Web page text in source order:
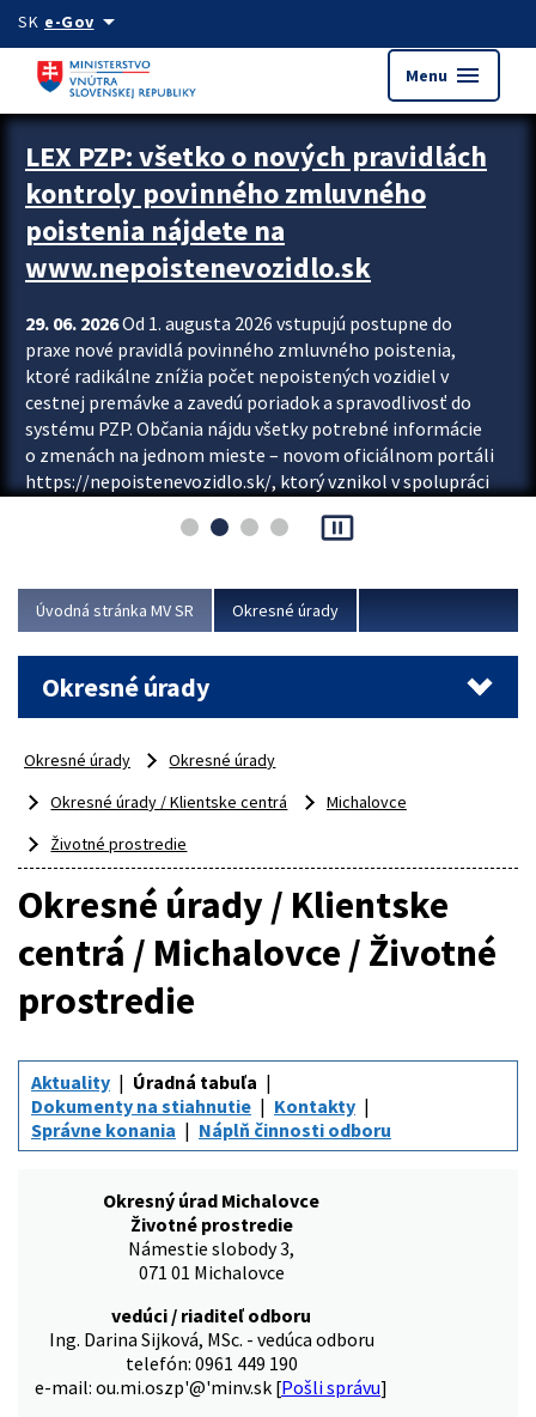
Preskocit na hlavný obsah
SK e-Govarrow_drop_down
Menu menu
Zastavit automatický posun upútavok
LEX PZP: všetko o nových pravidlách
kontroly povinného zmluvného
poistenia nájdete na
www.nepoistenevozidlo.sk
29. 06. 2026Od 1. augusta 2026 vstupujú postupne do
praxe nové pravidlá povinného zmluvného poistenia,
ktoré radikálne znížia počet nepoistených vozidiel v
cestnej premávke a zavedú poriadok a spravodlivosť do
systému PZP. Občania nájdu všetky potrebné informácie
o zmenách na jednom mieste – novom oficiálnom portáli
https://nepoistenevozidlo.sk/, ktorý vznikol v spolupráci
asociácie poisťovní (SLASPO) a Ministerstva vnútra SR.
Viac
pause_presentation
Úvodná stránka MV SR Okresné úrady
Okresné úrady
Okresné úrady
Okresné úrady
Okresné úrady / Klientske centrá
Michalovce
Životné prostredie
Okresné úrady / Klientske
centrá / Michalovce / Životné
prostredie
Aktuality
Úradná tabuľa
Dokumenty na stiahnutie
Kontakty
Správne konania
Náplň činnosti odboru
Okresný úrad Michalovce
Životné prostredie
Námestie slobody 3,
071 01 Michalovce
vedúci / riaditeľ odboru
Ing. Darina Sijková, MSc. - vedúca odboru
telefón: 0961 449 190
e-mail: ou.mi.oszp'@'minv.sk [Pošli správu]